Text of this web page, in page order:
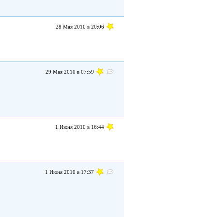
28 Мая 2010 в 20:06
29 Мая 2010 в 07:59
1 Июня 2010 в 16:44
1 Июня 2010 в 17:37